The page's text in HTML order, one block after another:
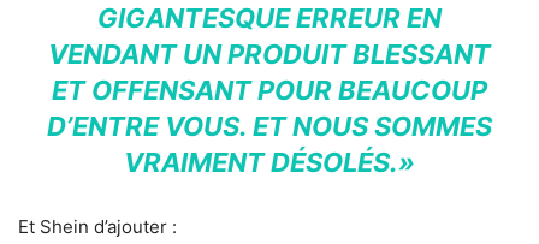
GIGANTESQUE ERREUR EN
VENDANT UN PRODUIT BLESSANT
ET OFFENSANT POUR BEAUCOUP
D’ENTRE VOUS. ET NOUS SOMMES
VRAIMENT DÉSOLÉS.»
Et Shein d’ajouter :